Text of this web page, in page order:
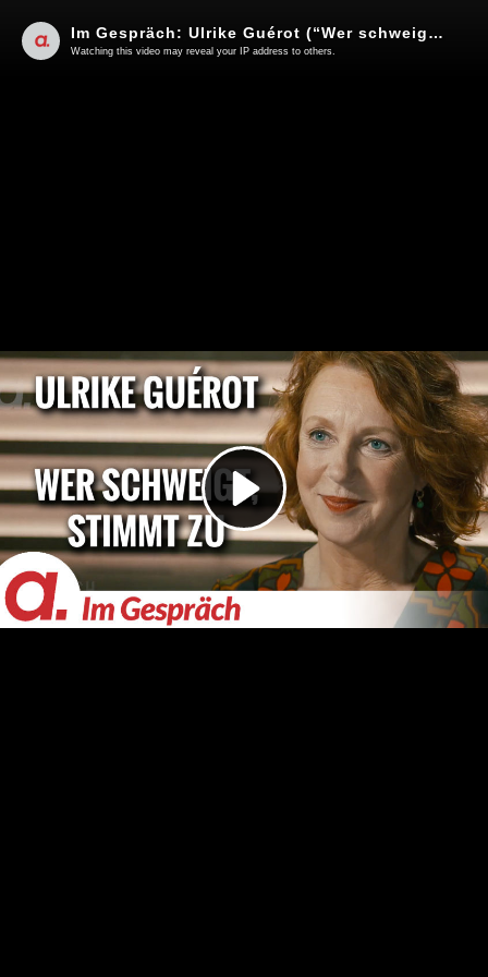
Play
Video
Im Gespräch: Ulrike Guérot (“Wer schweigt, stimmt zu”)
Watching this video may reveal your IP address to others.